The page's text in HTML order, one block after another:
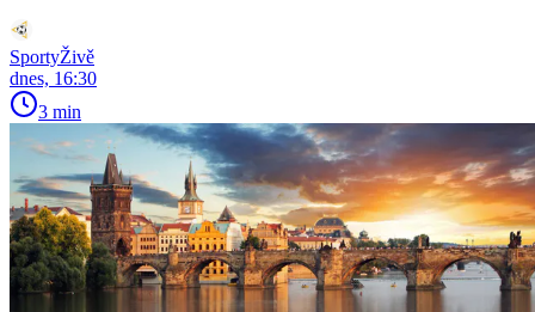
SportyŽivě
dnes, 16:30
3 min